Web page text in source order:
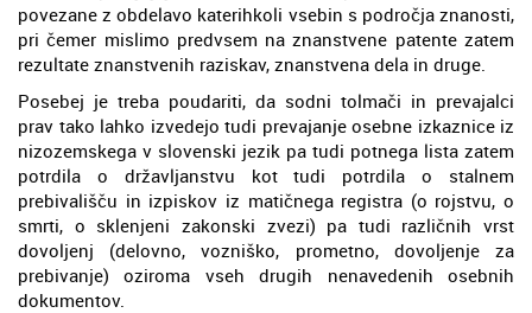
povezane z obdelavo katerihkoli vsebin s področja znanosti,
pri čemer mislimo predvsem na znanstvene patente zatem
rezultate znanstvenih raziskav, znanstvena dela in druge.
Posebej je treba poudariti, da sodni tolmači in prevajalci
prav tako lahko izvedejo tudi prevajanje osebne izkaznice iz
nizozemskega v slovenski jezik pa tudi potnega lista zatem
potrdila o državljanstvu kot tudi potrdila o stalnem
prebivališču in izpiskov iz matičnega registra (o rojstvu, o
smrti, o sklenjeni zakonski zvezi) pa tudi različnih vrst
dovoljenj (delovno, vozniško, prometno, dovoljenje za
prebivanje) oziroma vseh drugih nenavedenih osebnih
dokumentov.